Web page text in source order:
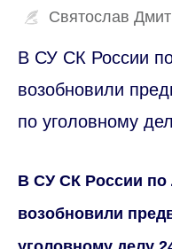
Святослав
В СУ СК России
возобновили
по уголовному
В СУ СК России по
возобновили